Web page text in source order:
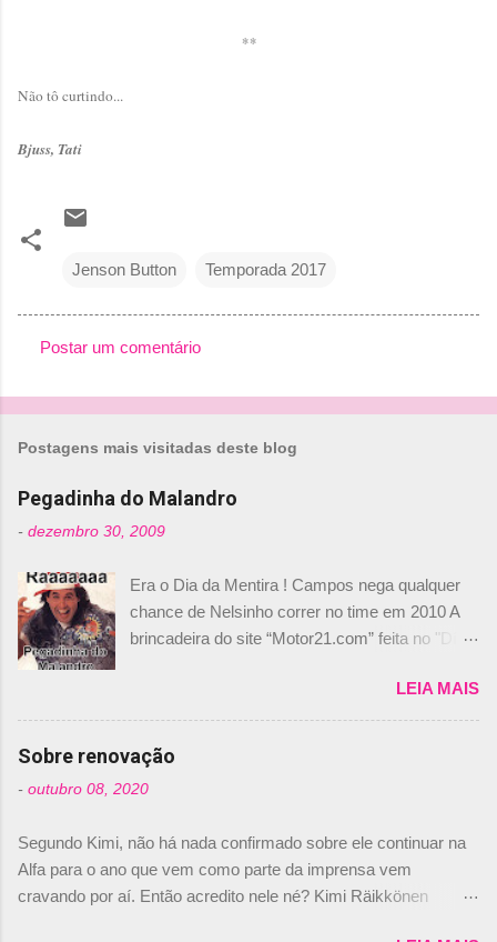
**
Não tô curtindo...
Bjuss, Tati
Jenson Button Temporada 2017
o
n
t
r
i
o
Postar um comentário
Postagens mais visitadas deste blog
Pegadinha do Malandro
- dezembro 30, 2009
Era o Dia da Mentira ! Campos nega qualquer
chance de Nelsinho correr no time em 2010 A
brincadeira do site “Motor21.com” feita no "Día
de abril –, afirmando que Nelson Piquet havia
comprado 15% das ações da Campos, dando,
com isso, um lugar no time a Nelsinho Piquet,
foi esclarecida de uma vez por todas por
Daniele Audetto, diretor da escuderia. O
não será o companheiro de Bruno Senna em
2010. "Na verdade, nós recebemos uma oferta
de Piquet", admitiu Audetto. “Mas depois de ter
LEIA MAIS
Sobre renovação
- outubro 08, 2020
Segundo Kimi, não há nada confirmado sobre ele continuar na
Alfa para o ano que vem como parte da imprensa vem
cravando por aí. Então acredito nele né? Kimi Räikkönen